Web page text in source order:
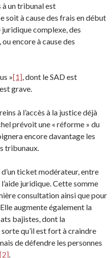
à un tribunal est
à cause des frais en début
complexe, des
encore à cause des
»[1], dont le SAD est
grave.
à l’accès à la justice déjà
prévoit une « réforme » du
encore davantage les
tribunaux.
ticket modérateur, entre
juridique. Cette somme
consultation ainsi que pour
augmente également la
bajistes, dont la
qu’il est fort à craindre
de défendre les personnes
[2].